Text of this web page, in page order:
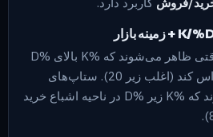
معمولاً وقتی ظاهر می‌شوند که %K بالای %D
زیر 20). ستاپ‌های
وقتی دیده می‌شوند که %K زیر %D در ناحیه اشباع خرید